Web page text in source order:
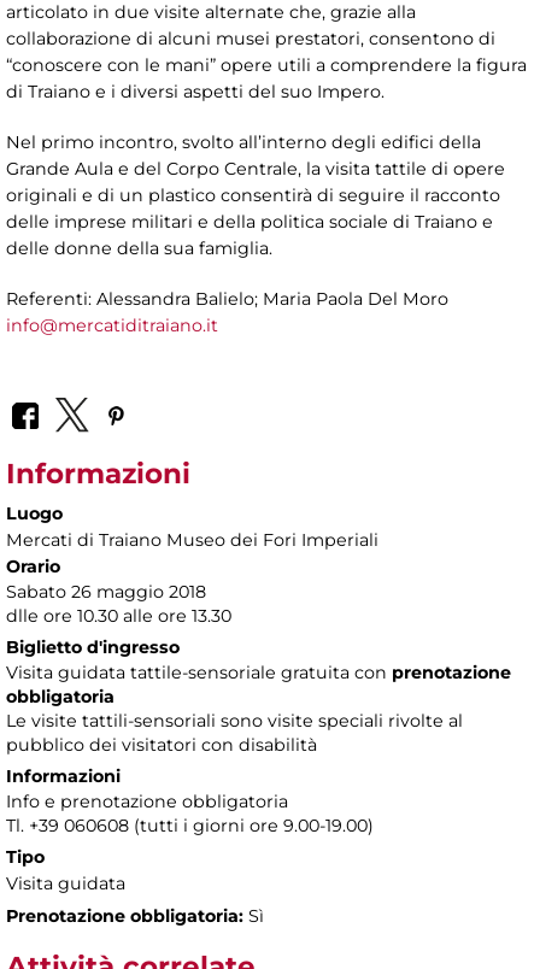
articolato in due visite alternate che, grazie alla
collaborazione di alcuni musei prestatori, consentono di
“conoscere con le mani” opere utili a comprendere la figura
di Traiano e i diversi aspetti del suo Impero.
Nel primo incontro, svolto all’interno degli edifici della
Grande Aula e del Corpo Centrale, la visita tattile di opere
originali e di un plastico consentirà di seguire il racconto
delle imprese militari e della politica sociale di Traiano e
delle donne della sua famiglia.
Referenti: Alessandra Balielo; Maria Paola Del Moro
info@mercatiditraiano.it
Informazioni
Luogo
Mercati di Traiano Museo dei Fori Imperiali
Orario
Sabato 26 maggio 2018
dlle ore 10.30 alle ore 13.30
Biglietto d'ingresso
Visita guidata tattile-sensoriale gratuita con prenotazione
obbligatoria
Le visite tattili-sensoriali sono visite speciali rivolte al
pubblico dei visitatori con disabilità
Informazioni
Info e prenotazione obbligatoria
Tl. +39 060608 (tutti i giorni ore 9.00-19.00)
Tipo
Visita guidata
Prenotazione obbligatoria: Sì